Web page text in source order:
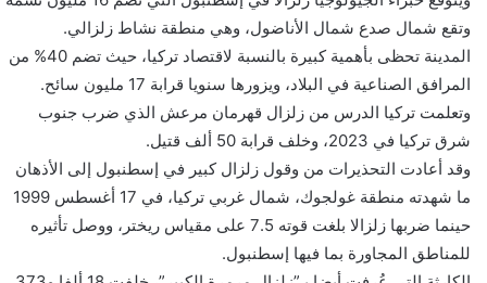
وتقع شمال صدع شمال الأناضول، وهي منطقة نشاط زلزالي.
المدينة تحظى بأهمية كبيرة بالنسبة لاقتصاد تركيا، حيث تضم 40% من
المرافق الصناعية في البلاد، ويزورها سنويا قرابة 17 مليون سائح.
وتعلمت تركيا الدرس من زلزال قهرمان مرعش الذي ضرب جنوب
شرق تركيا في 2023، وخلف قرابة 50 ألف قتيل.
وقد أعادت التحذيرات من وقول زلزال كبير في إسطنبول إلى الأذهان
ما شهدته منطقة غولجوك، شمال غربي تركيا، في 17 أغسطس 1999
حينما ضربها زلزالا بلغت قوته 7.5 على مقياس ريختر، ووصل تأثيره
للمناطق المجاورة بما فيها إسطنبول.